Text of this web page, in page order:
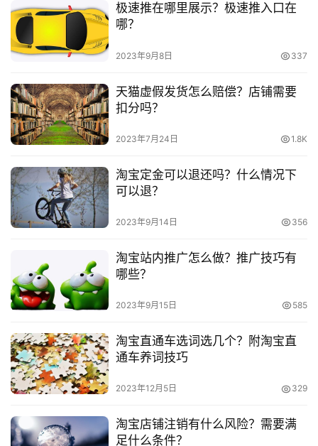
视
频
号
淘
宝
分
享
现在淘宝开店需要交多少钱?怎么运营?
淘宝开店要交保证金吗?要交多少?
淘宝开店没有3c认证怎么办?怎么获得?
本文来自投稿，不代表早谈创业网立场，作者：欧阳, 微澜，如
若转载，请注明出处：
https://www.zaotuan.com.cn/140771.html
作者本人。本站仅提供信息存储空间服务，不拥有所有权，不
承担相关法律责任。如发现本站有涉嫌抄袭侵权/违法违规的内
容， 请发送邮件至 153055113@qq.com 举报，一经查实，
本站将立刻删除。
极速推在哪里展示？极速推入口在
哪？
2023年9月8日 337
天猫虚假发货怎么赔偿？店铺需要
扣分吗？
2023年7月24日 1.8K
淘宝定金可以退还吗？什么情况下
可以退？
2023年9月14日 356
淘宝站内推广怎么做？推广技巧有
哪些？
2023年9月15日 585
淘宝直通车选词选几个？附淘宝直
通车养词技巧
2023年12月5日 329
淘宝店铺注销有什么风险？需要满
足什么条件？